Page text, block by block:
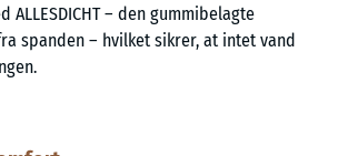
– den gummibelagte
spanden – hvilket sikrer, at intet vand